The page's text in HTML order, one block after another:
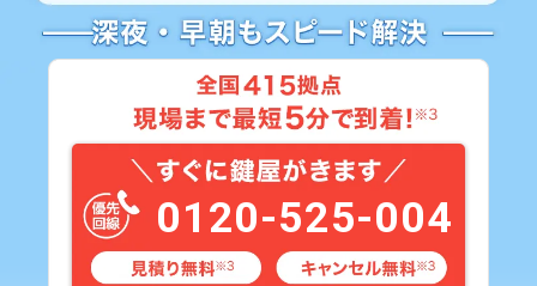
0120-525-004